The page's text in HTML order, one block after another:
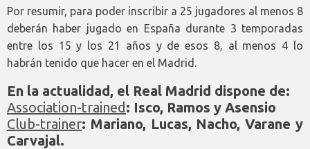
Por resumir, para poder inscribir a 25 jugadores al menos 8
deberán haber jugado en España durante 3 temporadas
entre los 15 y los 21 años y de esos 8, al menos 4 lo
habrán tenido que hacer en el Madrid.
En la actualidad, el Real Madrid dispone de:
Association-trained: Isco, Ramos y Asensio
Club-trainer: Mariano, Lucas, Nacho, Varane y
Carvajal.